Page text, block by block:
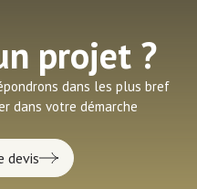
projet ?
dans les plus bref
dans votre démarche
devis